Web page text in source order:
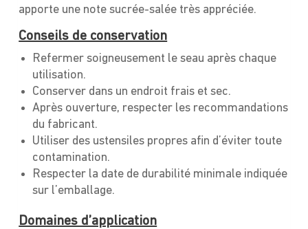
apporte une note sucrée-salée très appréciée.
Conseils de conservation
Refermer soigneusement le seau après chaque
utilisation.
Conserver dans un endroit frais et sec.
Après ouverture, respecter les recommandations
du fabricant.
Utiliser des ustensiles propres afin d’éviter toute
contamination.
Respecter la date de durabilité minimale indiquée
sur l’emballage.
Domaines d’application